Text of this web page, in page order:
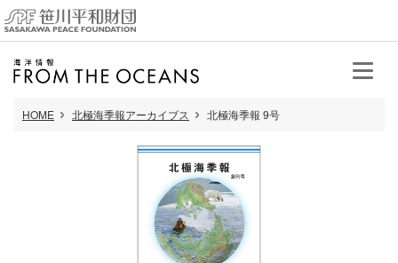
HOME 北極海季報アーカイブス 北極海季報 9号